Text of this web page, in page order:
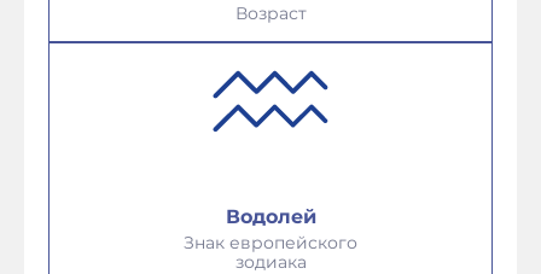
Возраст
Водолей
Знак европейского
зодиака